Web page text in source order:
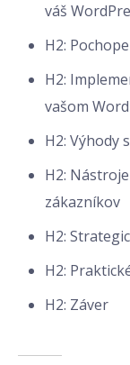
váš
H2:
H2:
vašom
H2: Výhody
H2:
zákazníkov
H2:
H2:
H2: Záver